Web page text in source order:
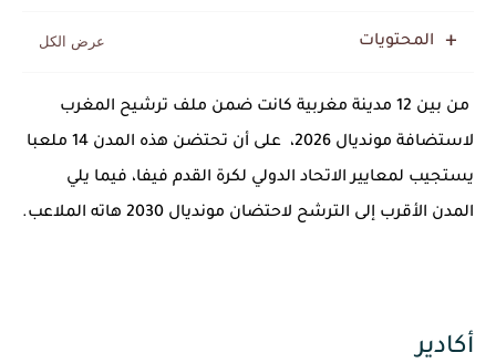
المحتويات
من بين 12 مدينة مغربية كانت ضمن ملف ترشيح المغرب
لاستضافة مونديال 2026، على أن تحتضن هذه المدن 14 ملعبا
يستجيب لمعايير الاتحاد الدولي لكرة القدم فيفا، فيما يلي
المدن الأقرب إلى الترشح لاحتضان مونديال 2030 هاته الملاعب.
أكادير